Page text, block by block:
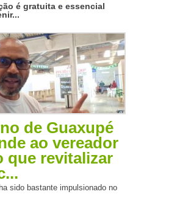
é gratuita e essencial
de Guaxupé
ao vereador
que revitalizar
sido bastante impulsionado no